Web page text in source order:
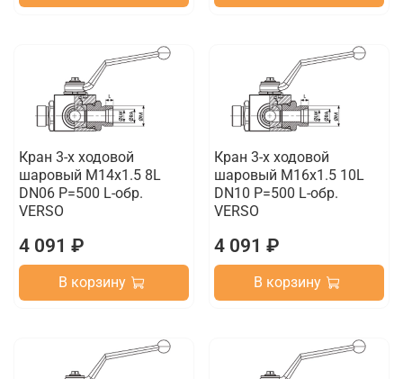
Кран 3-х ходовой
шаровый M14x1.5 8L
DN06 P=500 L-обр.
VERSO
4 091 ₽
В корзину
Кран 3-х ходовой
шаровый M16x1.5 10L
DN10 P=500 L-обр.
VERSO
4 091 ₽
В корзину